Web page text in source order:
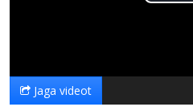
Jaga videot